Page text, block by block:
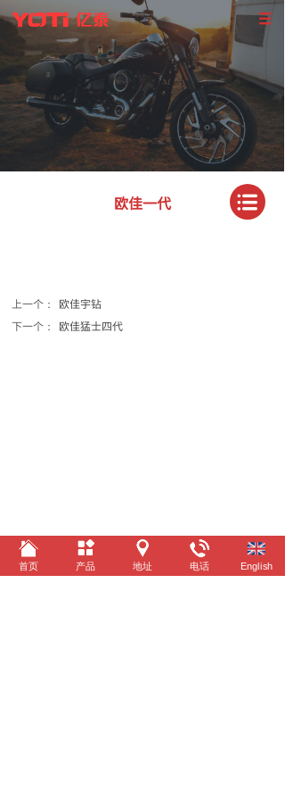
欧佳一代
上一个：
欧佳宇钻
下一个：
欧佳猛士四代
首页 产品 地址 电话 English